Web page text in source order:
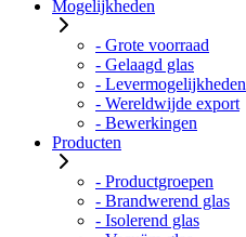
Mogelijkheden
- Grote voorraad
- Gelaagd glas
- Levermogelijkheden
- Wereldwijde export
- Bewerkingen
Producten
- Productgroepen
- Brandwerend glas
- Isolerend glas